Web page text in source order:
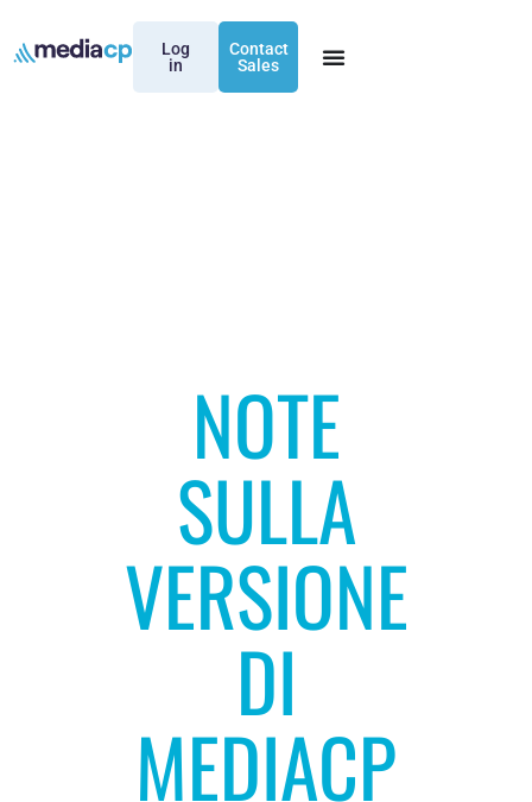
Log
in
Contact
Sales
NOTE
SULLA
VERSIONE
DI
MEDIACP